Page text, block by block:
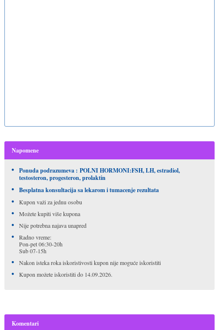
Napomene
Ponuda podrazumeva : POLNI HORMONI:FSH, LH, estradiol,
testosteron, progesteron, prolaktin
Besplatna konsultacija sa lekarom i tumacenje rezultata
Kupon važi za jednu osobu
Možete kupiti više kupona
Nije potrebna najava unapred
Radno vreme:
Pon-pet 06:30-20h
Sub 07-15h
Nakon isteka roka iskoristivosti kupon nije moguće iskoristiti
Kupon možete iskoristiti do 14.09.2026.
Komentari